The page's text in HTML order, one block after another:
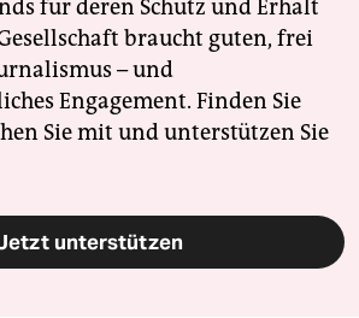
für deren Schutz und Erhalt
braucht guten, frei
– und
Engagement. Finden Sie
Sie mit und unterstützen Sie
unterstützen